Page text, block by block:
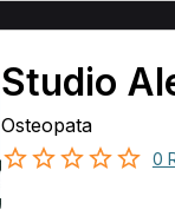
Studio
Osteopata
0